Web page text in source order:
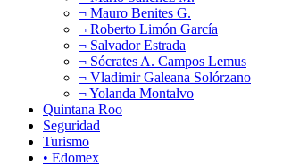
¬ Mauro Benites G.
¬ Roberto Limón García
¬ Salvador Estrada
¬ Sócrates A. Campos Lemus
¬ Vladimir Galeana Solórzano
¬ Yolanda Montalvo
Quintana Roo
Seguridad
Turismo
• Edomex